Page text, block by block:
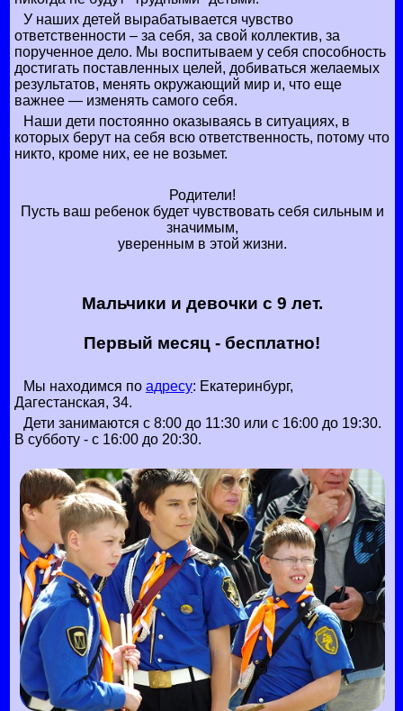
У наших детей вырабатывается чувство
ответственности – за себя, за свой коллектив, за
порученное дело. Мы воспитываем у себя способность
достигать поставленных целей, добиваться желаемых
результатов, менять окружающий мир и, что еще
важнее — изменять самого себя.
Наши дети постоянно оказываясь в ситуациях, в
которых берут на себя всю ответственность, потому что
никто, кроме них, ее не возьмет.
Родители!
Пусть ваш ребенок будет чувствовать себя сильным и
значимым,
уверенным в этой жизни.
Мальчики и девочки с 9 лет.
Первый месяц - бесплатно!
Мы находимся по адресу: Екатеринбург,
Дагестанская, 34.
Дети занимаются с 8:00 до 11:30 или с 16:00 до 19:30.
В субботу - с 16:00 до 20:30.